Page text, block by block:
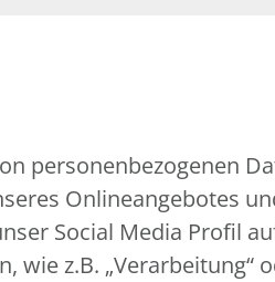
personenbezogenen
Onlineangebotes
Social Media Profil
wie z.B. „Verarbeitung“